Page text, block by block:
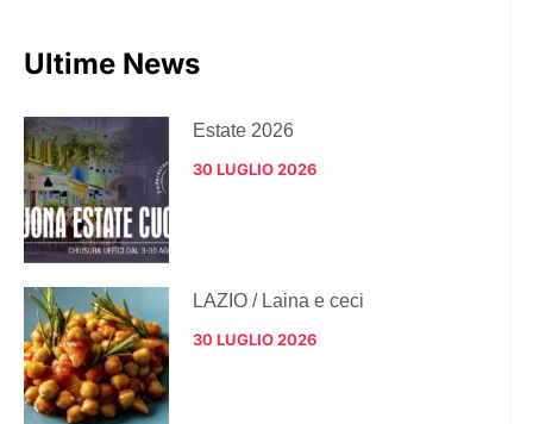
Ultime News
Estate 2026
30 LUGLIO 2026
LAZIO / Laina e ceci
30 LUGLIO 2026